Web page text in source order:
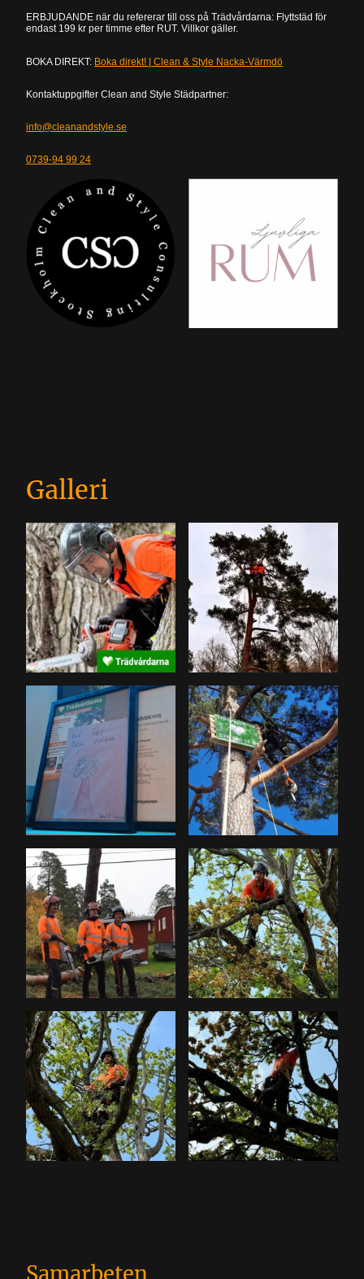
ERBJUDANDE när du refererar till oss på Trädvårdarna: Flyttstäd för
endast 199 kr per timme efter RUT. Villkor gäller.
BOKA DIREKT: Boka direkt! | Clean & Style Nacka-Värmdö
Kontaktuppgifter Clean and Style Städpartner:
info@cleanandstyle.se
0739-94 99 24
Galleri